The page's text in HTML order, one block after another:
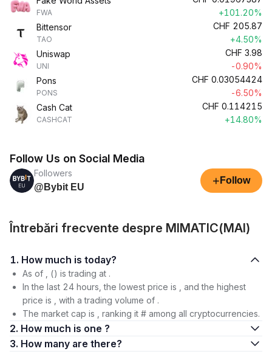
FWA
+101.20%
Bittensor
TAO
CHF 205.87
+4.50%
Uniswap
UNI
CHF 3.98
-0.90%
Pons
PONS
CHF 0.03054424
-6.50%
Cash Cat
CASHCAT
CHF 0.114215
+14.80%
Follow Us on Social Media
Followers
@Bybit EU
+ Follow
Întrebări frecvente despre MIMATIC(MAI)
1. How much is today?
As of , () is trading at .
In the last 24 hours, the lowest price is , and the highest
price is , with a trading volume of .
The market cap is , ranking it # among all cryptocurrencies.
2. How much is one ?
3. How many are there?